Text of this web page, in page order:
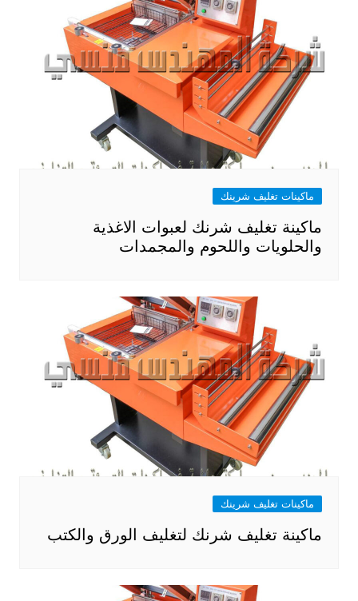
ماكينات تغليف شرينك
ماكينة تغليف شرنك لعبوات الاغذية
والحلويات واللحوم والمجمدات
ماكينات تغليف شرينك
ماكينة تغليف شرنك لتغليف الورق والكتب